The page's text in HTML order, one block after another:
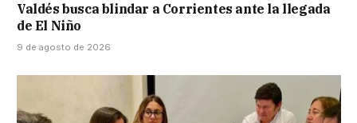
Valdés busca blindar a Corrientes ante la llegada
de El Niño
9 de agosto de 2026